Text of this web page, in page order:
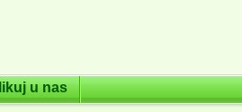
u nas